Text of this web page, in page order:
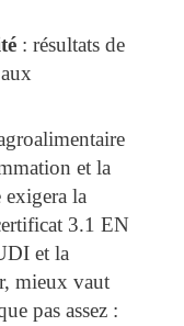
: résultats de
et la
la
3.1 EN
et la
mieux vaut
pas assez :